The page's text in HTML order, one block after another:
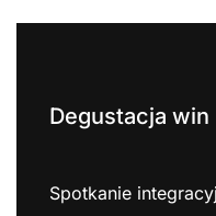
Degustacja win
Spotkanie